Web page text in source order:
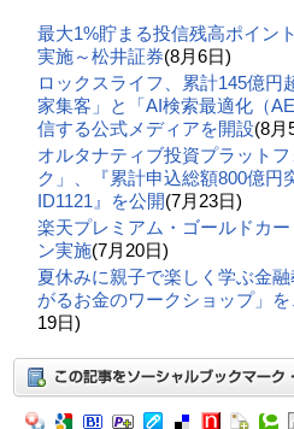
最大1%貯まる投信残高ポイン
実施～松井証券(8月6日)
ロックスライフ、累計145億円
家集客」と「AI検索最適化（
信する公式メディアを開設(8月
オルタナティブ投資プラット
ク」、『累計申込総額800億円
ID1121』を公開(7月23日)
楽天プレミアム・ゴールドカ
ン実施(7月20日)
夏休みに親子で楽しく学ぶ金
がるお金のワークショップ」
19日)